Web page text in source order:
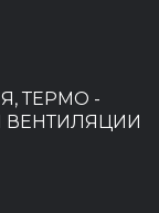
ТЕРМО -